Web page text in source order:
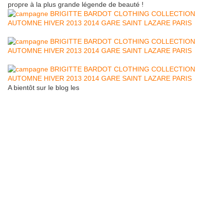
propre à la plus grande légende de beauté !
A bientôt sur le blog les